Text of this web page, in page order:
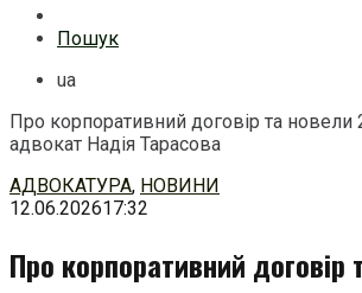
Пошук
ua
Про корпоративний договір та новели
адвокат Надія Тарасова
Перейти
до
АДВОКАТУРА, НОВИНИ
12.06.202617:32
Про корпоративний договір